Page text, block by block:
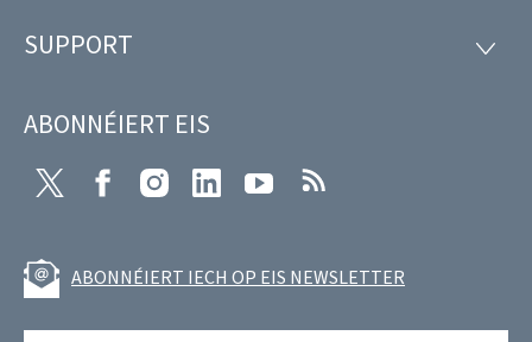
SUPPORT
ABONNÉIERT EIS
Twitter FacebookInstagramLinkedIn Youtube
ABONNÉIERT IECH OP EIS NEWSLETTER